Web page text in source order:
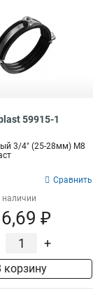
59915-1
3/4" (25-28мм) М8
Сравнить
наличии
₽
+
корзину